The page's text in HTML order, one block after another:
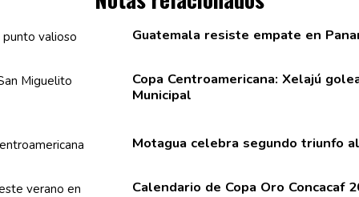
Guatemala resiste empate en
Copa Centroamericana: Xelajú
Municipal
Motagua celebra segundo triunfo
Calendario de Copa Oro Concacaf